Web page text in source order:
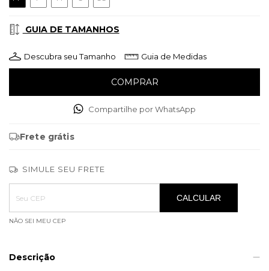
GUIA DE TAMANHOS
Descubra seu Tamanho Guia de Medidas
Compartilhe por WhatsApp
Frete grátis
SIMULE SEU FRETE
Entregas para o CEP:
ALTERAR CEP
CALCULAR
NÃO SEI MEU CEP
Descrição